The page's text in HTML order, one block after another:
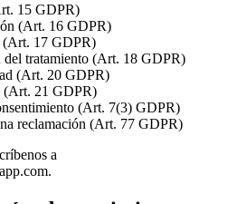
15 GDPR)
(Art. 16 GDPR)
(Art. 17 GDPR)
tratamiento (Art. 18 GDPR)
(Art. 20 GDPR)
(Art. 21 GDPR)
(Art. 7(3) GDPR)
reclamación (Art. 77 GDPR)
a
.